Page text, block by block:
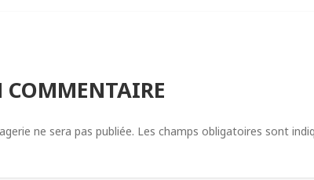
COMMENTAIRE
ne sera pas publiée. Les champs obligatoires sont